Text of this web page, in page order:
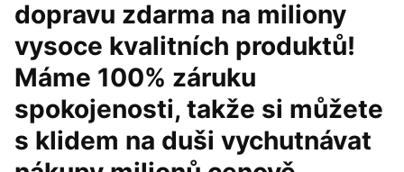
dopravu zdarma na miliony
vysoce kvalitních produktů!
Máme 100% záruku
spokojenosti, takže si můžete
s klidem na duši vychutnávat